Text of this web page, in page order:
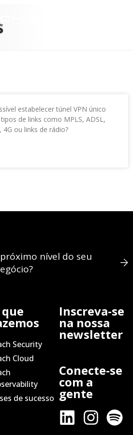
estabelecer túnel VPN único
de links como MPLS, ADSL,
4G ou links de rádio?
nível do seu
que
Security
Cloud
de sucesso
Inscreva-se
na nossa
newsletter
Conecte-se
com a
gente